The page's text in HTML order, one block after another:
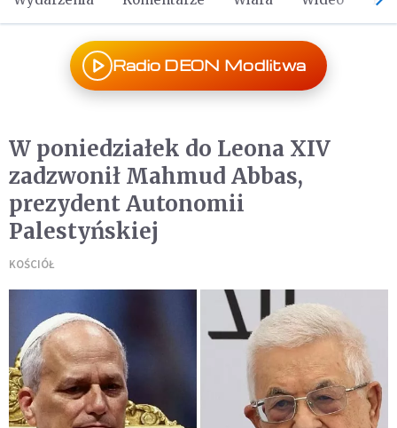
Radio DEON Modlitwa
W poniedziałek do Leona XIV
zadzwonił Mahmud Abbas,
prezydent Autonomii
Palestyńskiej
KOŚCIÓŁ